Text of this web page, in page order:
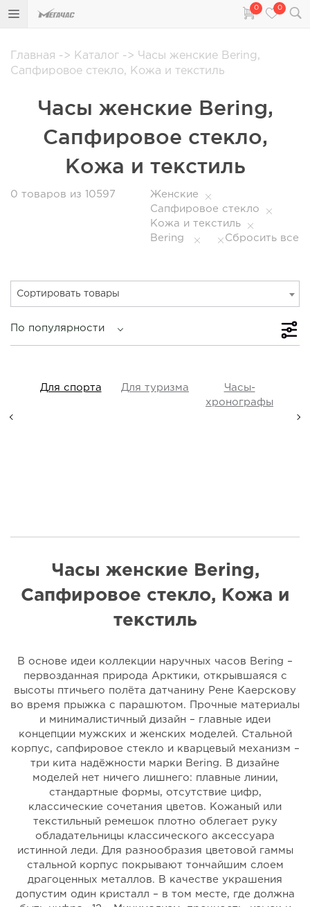
0 0
Главная -> Каталог -> Часы женские Bering,
Сапфировое стекло, Кожа и текстиль
Часы женские Bering,
Сапфировое стекло,
Кожа и текстиль
0 товаров из 10597
Женские
Сапфировое стекло
Кожа и текстиль
Bering
Сбросить все
Сортировать товары
По популярности
Для спорта Для туризма
Часы-
хронографы
Часы женские Bering,
Сапфировое стекло, Кожа и
текстиль
В основе идеи коллекции наручных часов Bering –
первозданная природа Арктики, открывшаяся с
высоты птичьего полёта датчанину Рене Каерскову
во время прыжка с парашютом. Прочные материалы
и минималистичный дизайн – главные идеи
концепции мужских и женских моделей. Стальной
корпус, сапфировое стекло и кварцевый механизм –
три кита надёжности марки Bering. В дизайне
моделей нет ничего лишнего: плавные линии,
стандартные формы, отсутствие цифр,
классические сочетания цветов. Кожаный или
текстильный ремешок плотно облегает руку
обладательницы классического аксессуара
истинной леди. Для разнообразия цветовой гаммы
стальной корпус покрывают тончайшим слоем
драгоценных металлов. В качестве украшения
допустим один кристалл – в том месте, где должна